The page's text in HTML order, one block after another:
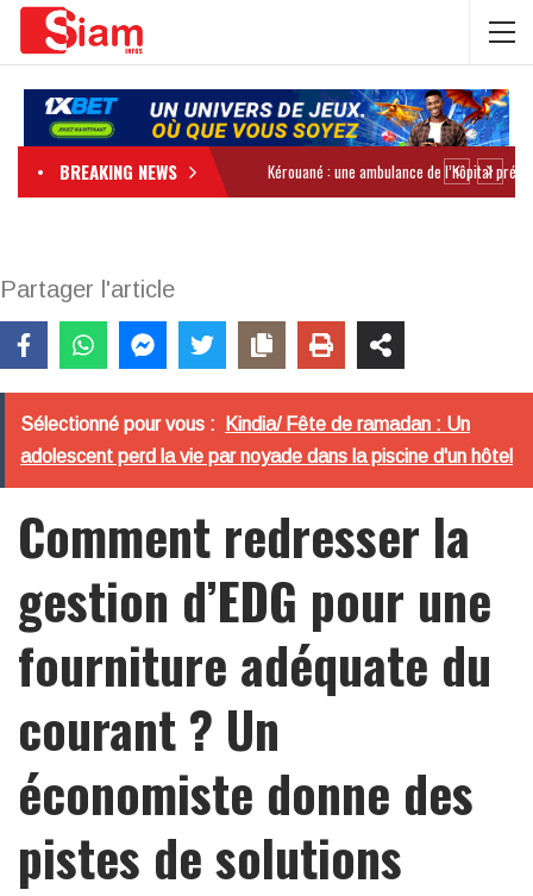
BREAKING NEWS
Partager l'article
Sélectionné pour vous :
Kindia/ Fête de ramadan : Un
adolescent perd la vie par noyade dans la piscine d'un hôtel
Comment redresser la
gestion d’EDG pour une
fourniture adéquate du
courant ? Un
économiste donne des
pistes de solutions